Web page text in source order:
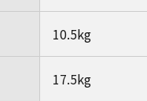
10.5kg
17.5kg